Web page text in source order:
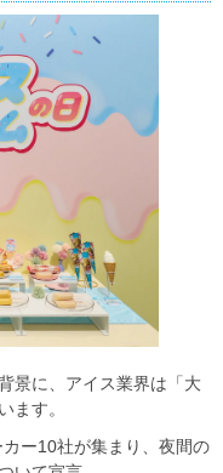
景に、アイス業界は「大
ます。
ー10社が集まり、夜間の